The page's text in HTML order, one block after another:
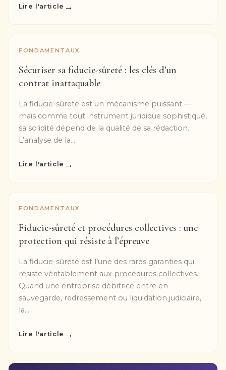
Lire l'article →
FONDAMENTAUX
Sécuriser sa fiducie-sûreté : les clés d’un
contrat inattaquable
La fiducie-sûreté est un mécanisme puissant —
mais comme tout instrument juridique sophistiqué,
sa solidité dépend de la qualité de sa rédaction.
L’analyse de la...
Lire l'article →
FONDAMENTAUX
Fiducie-sûreté et procédures collectives : une
protection qui résiste à l’épreuve
La fiducie-sûreté est l’une des rares garanties qui
résiste véritablement aux procédures collectives.
Quand une entreprise débitrice entre en
sauvegarde, redressement ou liquidation judiciaire,
la...
Lire l'article →